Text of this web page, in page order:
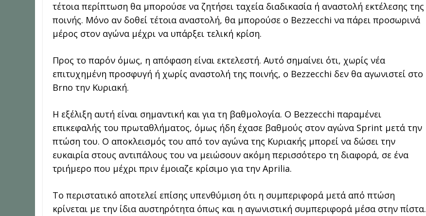
τέτοια περίπτωση θα μπορούσε να ζητήσει ταχεία διαδικασία ή αναστολή εκτέλεσης της
ποινής. Μόνο αν δοθεί τέτοια αναστολή, θα μπορούσε ο Bezzecchi να πάρει προσωρινά
μέρος στον αγώνα μέχρι να υπάρξει τελική κρίση.
Προς το παρόν όμως, η απόφαση είναι εκτελεστή. Αυτό σημαίνει ότι, χωρίς νέα
επιτυχημένη προσφυγή ή χωρίς αναστολή της ποινής, ο Bezzecchi δεν θα αγωνιστεί στο
Brno την Κυριακή.
Η εξέλιξη αυτή είναι σημαντική και για τη βαθμολογία. Ο Bezzecchi παραμένει
επικεφαλής του πρωταθλήματος, όμως ήδη έχασε βαθμούς στον αγώνα Sprint μετά την
πτώση του. Ο αποκλεισμός του από τον αγώνα της Κυριακής μπορεί να δώσει την
ευκαιρία στους αντιπάλους του να μειώσουν ακόμη περισσότερο τη διαφορά, σε ένα
τριήμερο που μέχρι πριν έμοιαζε κρίσιμο για την Aprilia.
Το περιστατικό αποτελεί επίσης υπενθύμιση ότι η συμπεριφορά μετά από πτώση
κρίνεται με την ίδια αυστηρότητα όπως και η αγωνιστική συμπεριφορά μέσα στην πίστα.